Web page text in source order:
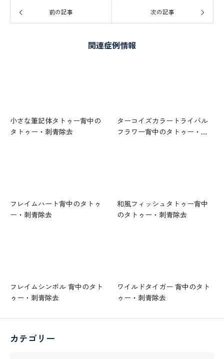
前の記事 次の記事
関連症例情報
小さな筆記体タトゥー背中の
タトゥー・刺青除去
ターコイズカラートライバル
フラワー背中のタトゥー・…
フレイムハート背中のタトゥ
ー・刺青除去
和風フィッシュタトゥー背中
のタトゥー・刺青除去
フレイムシンボル 背中のタト
ゥー・刺青除去
ワイルドタイガー 背中のタト
ゥー・刺青除去
カテゴリー